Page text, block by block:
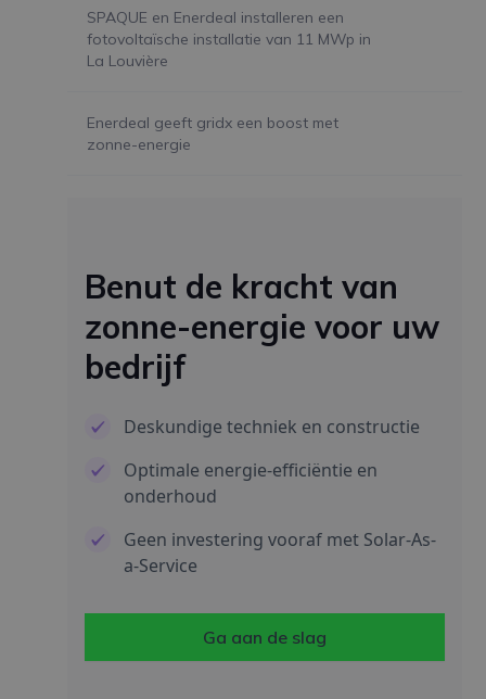
SPAQUE en Enerdeal installeren een
fotovoltaïsche installatie van 11 MWp in
La Louvière
Enerdeal geeft gridx een boost met
zonne-energie
Benut de kracht van
zonne-energie voor uw
bedrijf
Deskundige techniek en constructie
Optimale energie-efficiëntie en
onderhoud
Geen investering vooraf met Solar-As-
a-Service
Ga aan de slag